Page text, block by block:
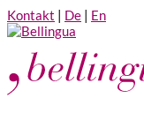
Kontakt | De | En